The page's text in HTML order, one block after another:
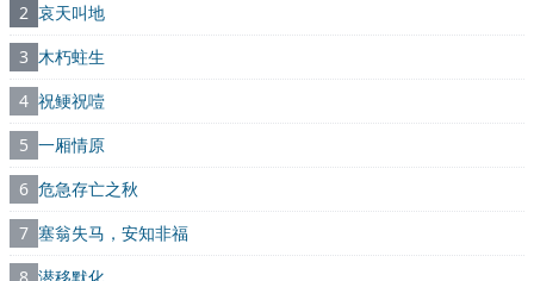
2 哀天叫地
3 木朽蛀生
4 祝鲠祝噎
5 一厢情原
6 危急存亡之秋
7 塞翁失马，安知非福